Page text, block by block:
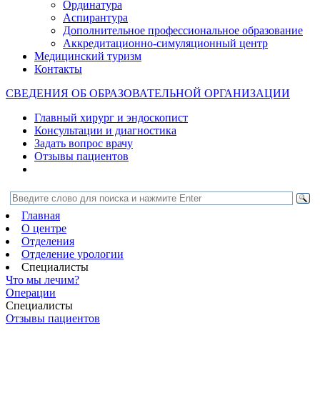
Ординатура
Аспирантура
Дополнительное профессиональное образование
Аккредитационно-симуляционный центр
Медицинский туризм
Контакты
СВЕДЕНИЯ ОБ ОБРАЗОВАТЕЛЬНОЙ ОРГАНИЗАЦИИ
Главный хирург и эндоскопист
Консультации и диагностика
Задать вопрос врачу
Отзывы пациентов
Главная
О центре
Отделения
Отделение урологии
Специалисты
Что мы лечим?
Операции
Специалисты
Отзывы пациентов